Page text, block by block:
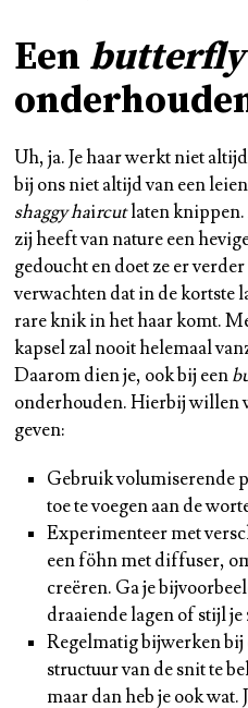
Een
Uh, ja. Je haar werkt niet
bij ons niet altijd van een
shaggyhaircutlaten knippen.
zij heeft van nature een
gedoucht en doet ze er
verwachten dat in de kortste
rare knik in het haar komt.
kapsel zal nooit helemaal
Daarom dien je, ook bij een
onderhouden. Hierbij willen
geven:
Gebruik volumiserende
toe te voegen aan de
Experimenteer met
een föhn met diffuser,
creëren. Ga je
draaiende lagen of stijl je
Regelmatig bijwerken
structuur van de snit te
maar dan heb je ook